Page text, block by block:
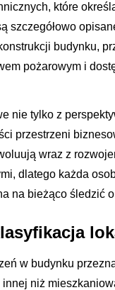
które
szczegółowo
budynku,
pożarowym i
nie tylko z
przestrzeni
wraz z
dlatego każda
na bieżąco śledzić
w budynku
niż